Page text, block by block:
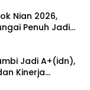
Nian 2026,
Penuh Jadi
Jadi A+(idn),
Kinerja